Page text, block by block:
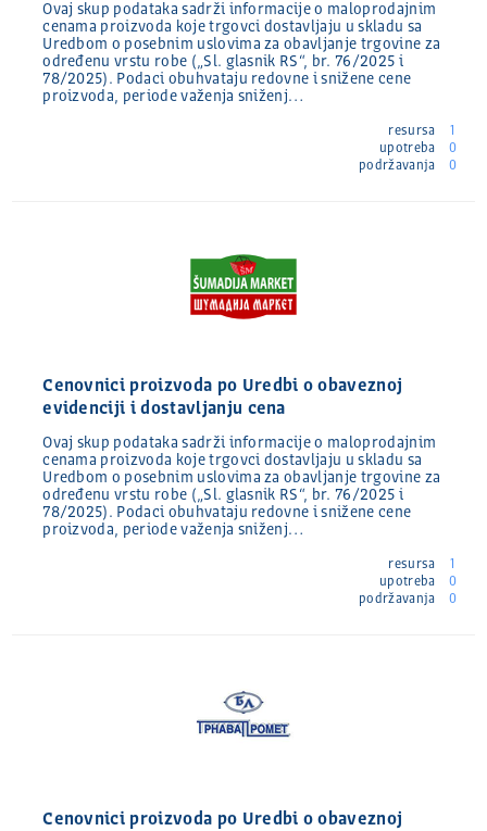
Ovaj skup podataka sadrži informacije o maloprodajnim
cenama proizvoda koje trgovci dostavljaju u skladu sa
Uredbom o posebnim uslovima za obavljanje trgovine za
određenu vrstu robe („Sl. glasnik RS“, br. 76/2025 i
78/2025). Podaci obuhvataju redovne i snižene cene
proizvoda, periode važenja sniženj…
resursa
1
upotreba
0
podržavanja
0
Cenovnici proizvoda po Uredbi o obaveznoj
evidenciji i dostavljanju cena
Ovaj skup podataka sadrži informacije o maloprodajnim
cenama proizvoda koje trgovci dostavljaju u skladu sa
Uredbom o posebnim uslovima za obavljanje trgovine za
određenu vrstu robe („Sl. glasnik RS“, br. 76/2025 i
78/2025). Podaci obuhvataju redovne i snižene cene
proizvoda, periode važenja sniženj…
resursa
1
upotreba
0
podržavanja
0
Cenovnici proizvoda po Uredbi o obaveznoj